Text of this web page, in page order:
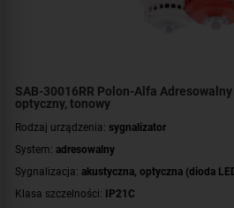
SAB-30016RR Polon-Alfa
optyczny, tonowy
Rodzaj urządzenia: sygnalizator
System: adresowalny
Sygnalizacja: akustyczna optyczna (dioda
Klasa szczelności: IP21C